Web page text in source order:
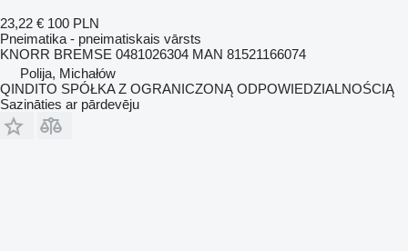
23,22 € 100 PLN
Pneimatika - pneimatiskais vārsts
KNORR BREMSE 0481026304 MAN 81521166074
Polija, Michałów
QINDITO SPÓŁKA Z OGRANICZONĄ ODPOWIEDZIALNOŚCIĄ
Sazināties ar pārdevēju